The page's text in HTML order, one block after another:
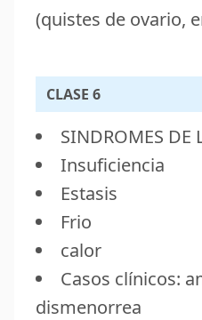
(quistes de ovario,
CLASE 6
SINDROMES DE
Insuficiencia
Estasis
Frio
calor
Casos clínicos:
dismenorrea